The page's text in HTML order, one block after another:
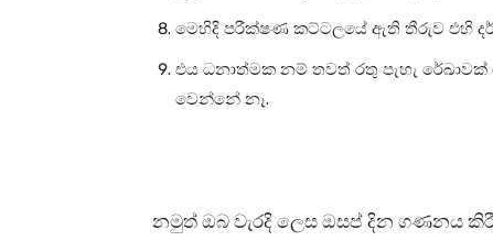
මෙහිදි පරීක්ෂණ කට්ටලයේ ඇති තීරුව එහි
එය ධනාත්මක නම් තවත් රතු පැහැ
වෙන්නේ නෑ.
නමුත් ඔබ වැරදි ලෙස ඔසප් දින ගණනය